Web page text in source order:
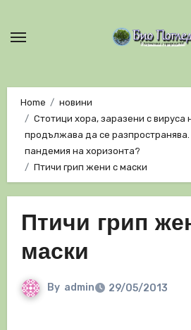
Home
новини
Стотици хора, заразени с вируса
продължава да се
пандемия на хоризонта?
Птичи грип жени с маски
Птичи грип
маски
By admin 29/05/2013